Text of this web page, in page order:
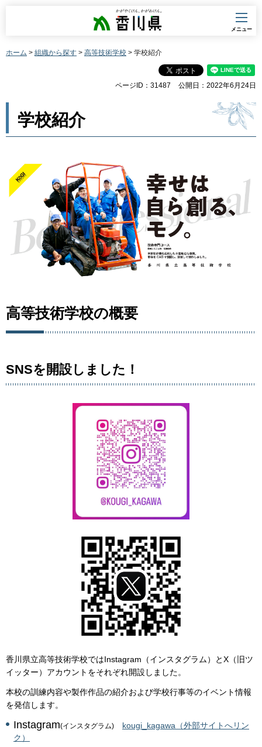
香川県
メニュー
ホーム > 組織から探す > 高等技術学校 > 学校紹介
ページID：31487 公開日：2022年6月24日
学校紹介
高等技術学校の概要
SNSを開設しました！
香川県立高等技術学校ではInstagram（インスタグラム）とX（旧ツ
イッター）アカウントをそれぞれ開設しました。
本校の訓練内容や製作作品の紹介および学校行事等のイベント情報
を発信します。
Instagram(インスタグラム)
kougi_kagawa（外部サイトへリン
ク）